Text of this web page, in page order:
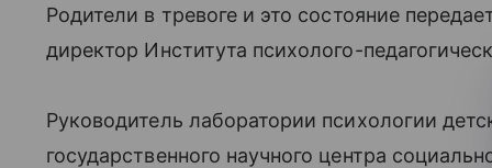
Родители в тревоге и это состояние
директор Института психолого-
Руководитель лаборатории психологии
государственного научного центра